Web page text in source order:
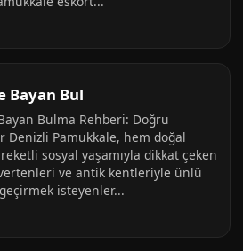
Bayan Bul
Bulma Rehberi: Doğru
Denizli Pamukkale, hem doğal
sosyal yaşamıyla dikkat çeken
ve antik kentleriyle ünlü
isteyenler...